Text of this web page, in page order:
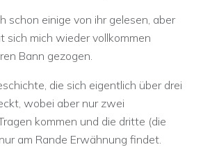
schon einige von ihr gelesen, aber
sich mich wieder vollkommen
Bann gezogen.
die sich eigentlich über drei
wobei aber nur zwei
kommen und die dritte (die
am Rande Erwähnung findet.